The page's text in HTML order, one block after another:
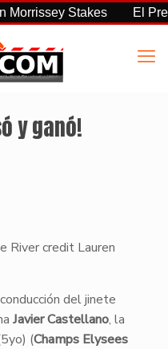
Stakes El
y ganó!
River credit Lauren
del jinete
Javier Castellano, la
(Champs Elysees